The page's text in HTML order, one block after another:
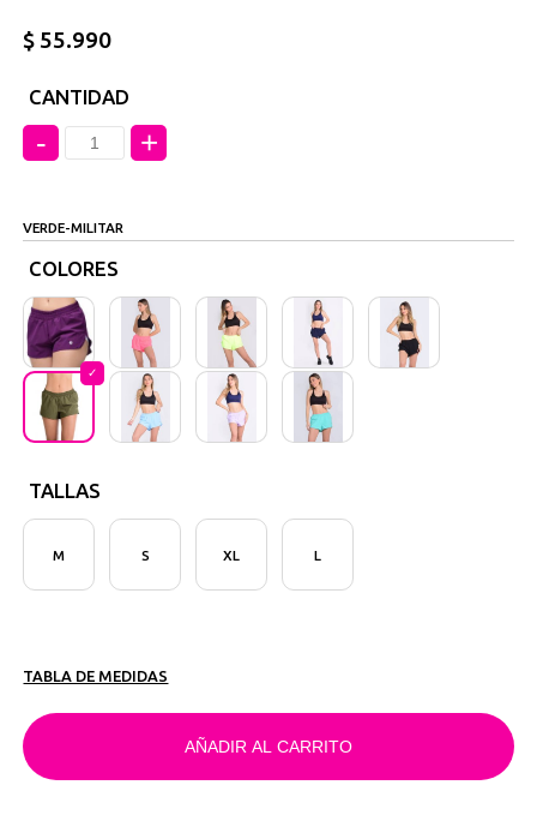
$ 55.990
CANTIDAD
- +
VERDE-MILITAR
COLORES
TALLAS
M S XL L
TABLA DE MEDIDAS
AÑADIR AL CARRITO